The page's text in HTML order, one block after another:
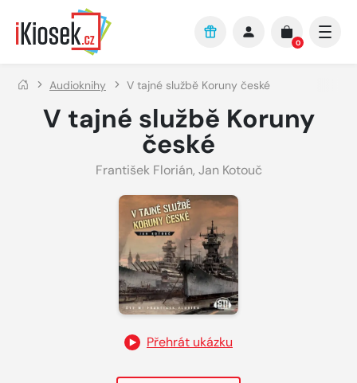
Přejít na hlavní obsah
0
Audioknihy V tajné službě Koruny české
V tajné službě Koruny
české
František Florián, Jan Kotouč
Přehrát ukázku